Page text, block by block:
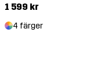
1 599 kr
4 färger